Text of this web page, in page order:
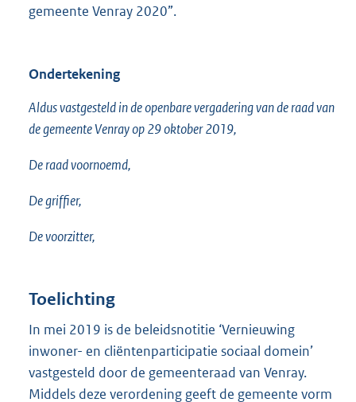
gemeente Venray 2020”.
Ondertekening
Aldus vastgesteld in de openbare vergadering van de raad van
de gemeente Venray op 29 oktober 2019,
De raad voornoemd,
De griffier,
De voorzitter,
Toelichting
In mei 2019 is de beleidsnotitie ‘Vernieuwing
inwoner- en cliëntenparticipatie sociaal domein’
vastgesteld door de gemeenteraad van Venray.
Middels deze verordening geeft de gemeente vorm